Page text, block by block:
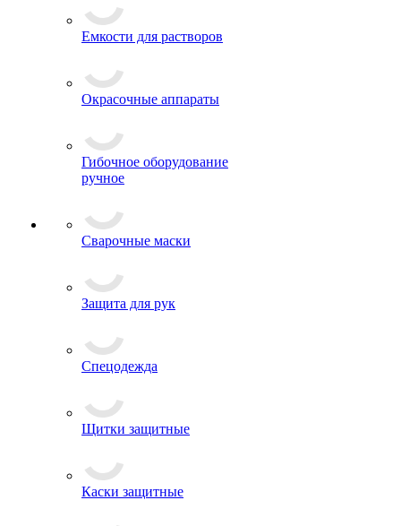
Емкости для растворов
Окрасочные аппараты
Гибочное оборудование
ручное
Сварочные маски
Защита для рук
Спецодежда
Щитки защитные
Каски защитные